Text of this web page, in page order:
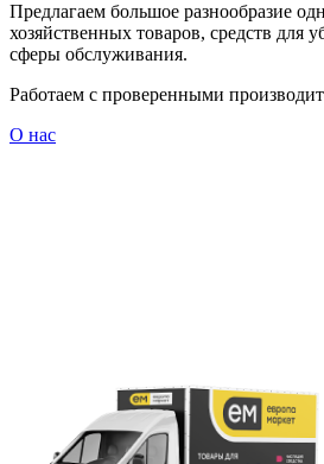
Предлагаем большое разнообразие
хозяйственных товаров, средств для
сферы обслуживания.
Работаем с проверенными
О нас